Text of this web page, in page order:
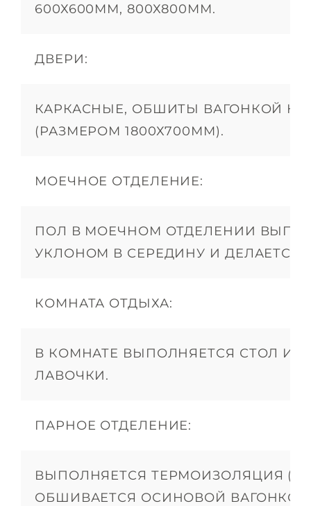
600Х600ММ, 800Х800ММ.
ДВЕРИ:
КАРКАСНЫЕ, ОБШИТЫ ВАГОНКОЙ
(РАЗМЕРОМ 1800Х700ММ).
МОЕЧНОЕ ОТДЕЛЕНИЕ:
ПОЛ В МОЕЧНОМ ОТДЕЛЕНИИ
УКЛОНОМ В СЕРЕДИНУ И ДЕЛАЕТСЯ
КОМНАТА ОТДЫХА:
В КОМНАТЕ ВЫПОЛНЯЕТСЯ СТОЛ И
ЛАВОЧКИ.
ПАРНОЕ ОТДЕЛЕНИЕ:
ВЫПОЛНЯЕТСЯ ТЕРМОИЗОЛЯЦИЯ
ОБШИВАЕТСЯ ОСИНОВОЙ